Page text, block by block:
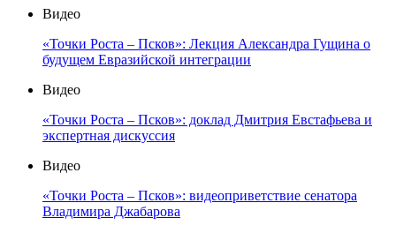
Видео
«Точки Роста – Псков»: Лекция Александра Гущина о
будущем Евразийской интеграции
Видео
«Точки Роста – Псков»: доклад Дмитрия Евстафьева и
экспертная дискуссия
Видео
«Точки Роста – Псков»: видеоприветствие сенатора
Владимира Джабарова